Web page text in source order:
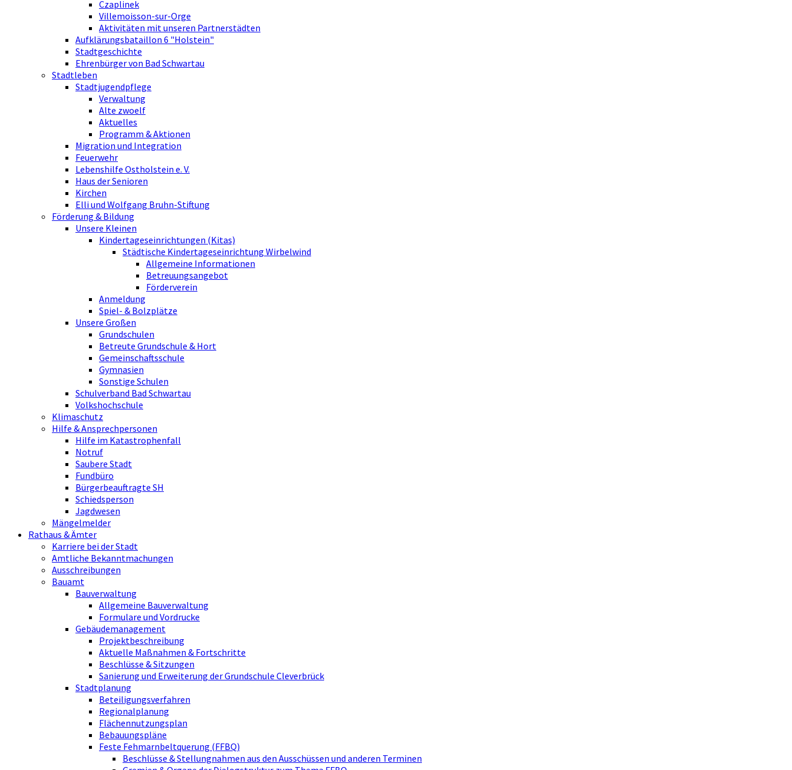
Czaplinek
Villemoisson-sur-Orge
Aktivitäten mit unseren Partnerstädten
Aufklärungsbataillon 6 "Holstein"
Stadtgeschichte
Ehrenbürger von Bad Schwartau
Stadtleben
Stadtjugendpflege
Verwaltung
Alte zwoelf
Aktuelles
Programm & Aktionen
Migration und Integration
Feuerwehr
Lebenshilfe Ostholstein e. V.
Haus der Senioren
Kirchen
Elli und Wolfgang Bruhn-Stiftung
Förderung & Bildung
Unsere Kleinen
Kindertageseinrichtungen (Kitas)
Städtische Kindertageseinrichtung Wirbelwind
Allgemeine Informationen
Betreuungsangebot
Förderverein
Anmeldung
Spiel- & Bolzplätze
Unsere Großen
Grundschulen
Betreute Grundschule & Hort
Gemeinschaftsschule
Gymnasien
Sonstige Schulen
Schulverband Bad Schwartau
Volkshochschule
Klimaschutz
Hilfe & Ansprechpersonen
Hilfe im Katastrophenfall
Notruf
Saubere Stadt
Fundbüro
Bürgerbeauftragte SH
Schiedsperson
Jagdwesen
Mängelmelder
Rathaus & Ämter
Karriere bei der Stadt
Amtliche Bekanntmachungen
Ausschreibungen
Bauamt
Bauverwaltung
Allgemeine Bauverwaltung
Formulare und Vordrucke
Gebäudemanagement
Projektbeschreibung
Aktuelle Maßnahmen & Fortschritte
Beschlüsse & Sitzungen
Sanierung und Erweiterung der Grundschule Cleverbrück
Stadtplanung
Beteiligungsverfahren
Regionalplanung
Flächennutzungsplan
Bebauungspläne
Feste Fehmarnbeltquerung (FFBQ)
Beschlüsse & Stellungnahmen aus den Ausschüssen und anderen Terminen